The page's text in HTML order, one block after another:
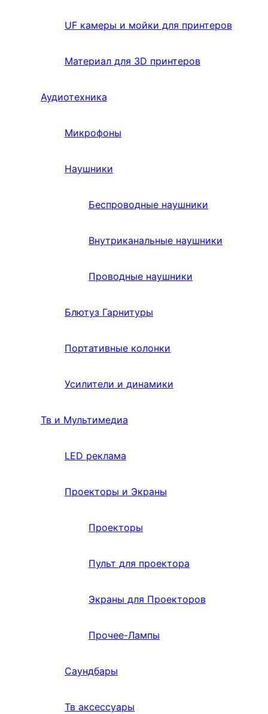
UF камеры и мойки для принтеров
Материал для 3D принтеров
Аудиотехника
Микрофоны
Наушники
Беспроводные наушники
Внутриканальные наушники
Проводные наушники
Блютуз Гарнитуры
Портативные колонки
Усилители и динамики
Тв и Мультимедиа
LED реклама
Проекторы и Экраны
Проекторы
Пульт для проектора
Экраны для Проекторов
Прочее-Лампы
Саундбары
Тв аксессуары